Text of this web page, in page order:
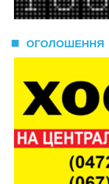
ОГОЛОШЕННЯ